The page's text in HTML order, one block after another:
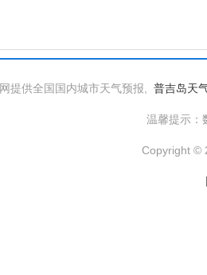
网提供全国国内城市天气预报, 普吉岛天
温馨提示：
Copyright ©